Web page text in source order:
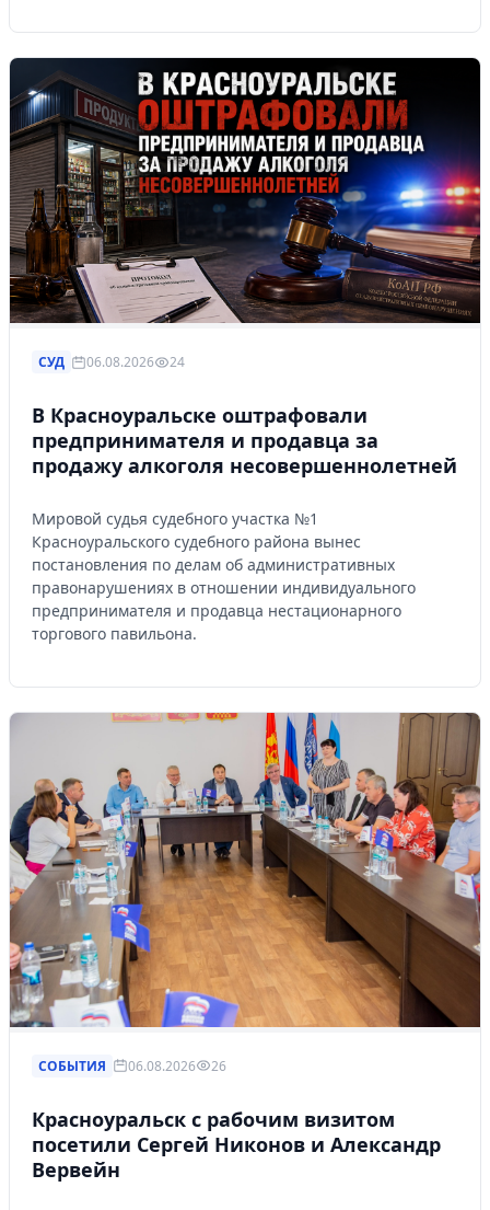
СУД 06.08.2026 24
В Красноуральске оштрафовали
предпринимателя и продавца за
продажу алкоголя несовершеннолетней
Мировой судья судебного участка №1
Красноуральского судебного района вынес
постановления по делам об административных
правонарушениях в отношении индивидуального
предпринимателя и продавца нестационарного
торгового павильона.
СОБЫТИЯ 06.08.2026 26
Красноуральск с рабочим визитом
посетили Сергей Никонов и Александр
Вервейн